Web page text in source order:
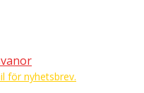
för nyhetsbrev.